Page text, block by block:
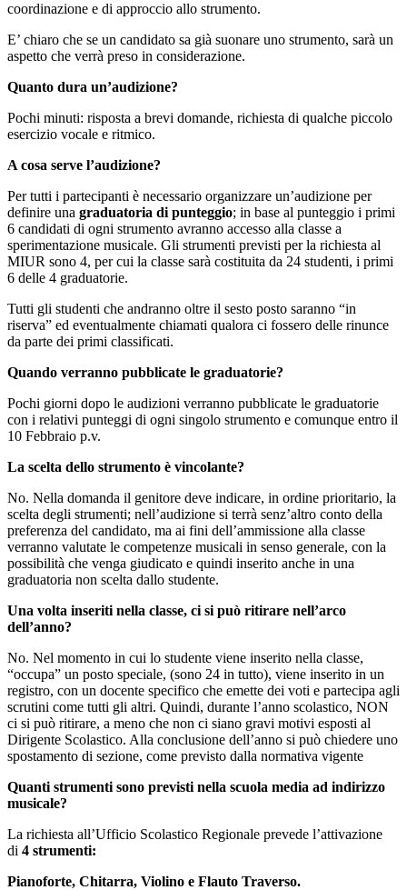
coordinazione e di approccio allo strumento.
E’ chiaro che se un candidato sa già suonare uno strumento, sarà un
aspetto che verrà preso in considerazione.
Quanto dura un’audizione?
Pochi minuti: risposta a brevi domande, richiesta di qualche piccolo
esercizio vocale e ritmico.
A cosa serve l’audizione?
Per tutti i partecipanti è necessario organizzare un’audizione per
definire una graduatoria di punteggio; in base al punteggio i primi
6 candidati di ogni strumento avranno accesso alla classe a
sperimentazione musicale. Gli strumenti previsti per la richiesta al
MIUR sono 4, per cui la classe sarà costituita da 24 studenti, i primi
6 delle 4 graduatorie.
Tutti gli studenti che andranno oltre il sesto posto saranno “in
riserva” ed eventualmente chiamati qualora ci fossero delle rinunce
da parte dei primi classificati.
Quando verranno pubblicate le graduatorie?
Pochi giorni dopo le audizioni verranno pubblicate le graduatorie
con i relativi punteggi di ogni singolo strumento e comunque entro il
10 Febbraio p.v.
La scelta dello strumento è vincolante?
No. Nella domanda il genitore deve indicare, in ordine prioritario, la
scelta degli strumenti; nell’audizione si terrà senz’altro conto della
preferenza del candidato, ma ai fini dell’ammissione alla classe
verranno valutate le competenze musicali in senso generale, con la
possibilità che venga giudicato e quindi inserito anche in una
graduatoria non scelta dallo studente.
Una volta inseriti nella classe, ci si può ritirare nell’arco
dell’anno?
No. Nel momento in cui lo studente viene inserito nella classe,
“occupa” un posto speciale, (sono 24 in tutto), viene inserito in un
registro, con un docente specifico che emette dei voti e partecipa agli
scrutini come tutti gli altri. Quindi, durante l’anno scolastico, NON
ci si può ritirare, a meno che non ci siano gravi motivi esposti al
Dirigente Scolastico. Alla conclusione dell’anno si può chiedere uno
spostamento di sezione, come previsto dalla normativa vigente
Quanti strumenti sono previsti nella scuola media ad indirizzo
musicale?
La richiesta all’Ufficio Scolastico Regionale prevede l’attivazione
di 4 strumenti:
Pianoforte, Chitarra, Violino e Flauto Traverso.